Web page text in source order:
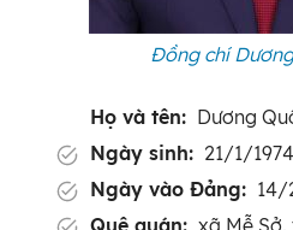
Đồng chí
Họ và tên: Dương
Ngày sinh: 21/1/1974
Ngày vào Đảng: 14/